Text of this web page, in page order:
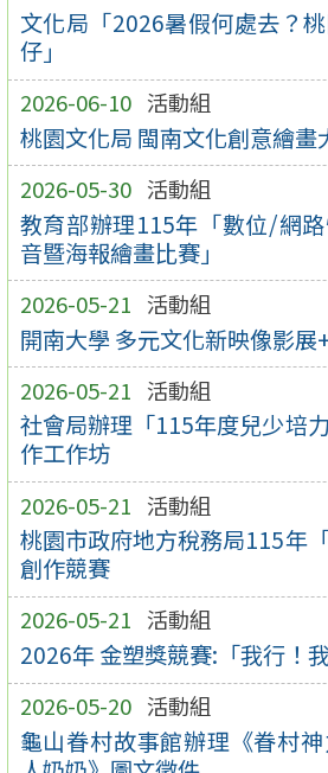
文化局「2026暑假何處去？
仔」
2026-06-10 活動組
桃園文化局 閩南文化創意繪畫
2026-05-30 活動組
教育部辦理115年「數位/網
音暨海報繪畫比賽」
2026-05-21 活動組
開南大學 多元文化新映像影展
2026-05-21 活動組
社會局辦理「115年度兒少培
作工作坊
2026-05-21 活動組
桃園市政府地方稅務局115年
創作競賽
2026-05-21 活動組
2026年 金塑獎競賽:「我行！我
2026-05-20 活動組
龜山眷村故事館辦理《眷村